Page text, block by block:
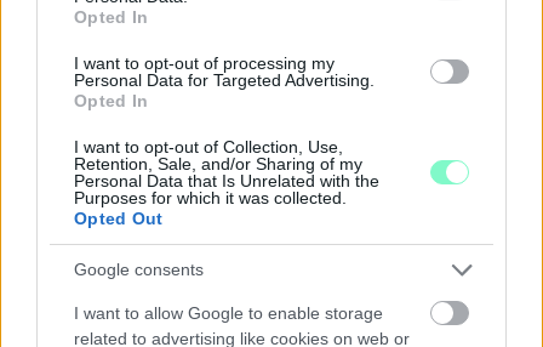
Opted In
I want to opt-out of processing my
Personal Data for Targeted Advertising.
Opted In
I want to opt-out of Collection, Use,
Retention, Sale, and/or Sharing of my
Personal Data that Is Unrelated with the
Purposes for which it was collected.
Opted Out
Google consents
I want to allow Google to enable storage
related to advertising like cookies on web or
ÖRÖMHÍR: TÍZ ÉVE NEM VOLT ILYEN
ALACSONY AZ INFLÁCIÓ MAGYARORSZÁGON
éves összevetésben a fogyasztói árak, miközben az
élelmiszerek ára már csökkent.